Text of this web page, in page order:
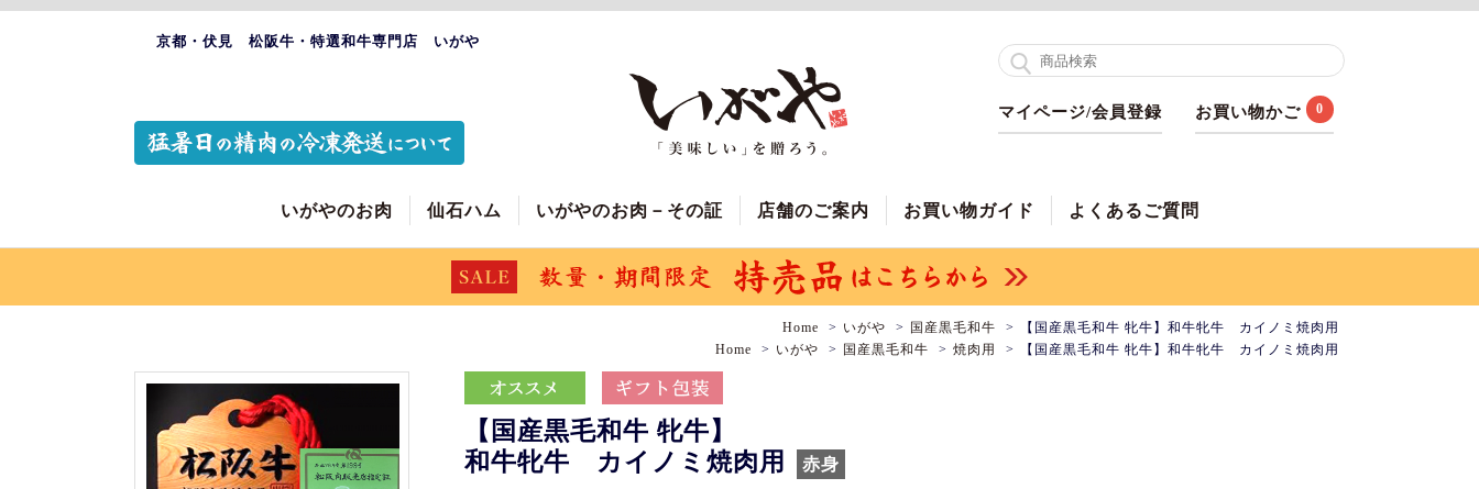
京都・伏見 松阪牛・特選和牛専門店 いがや
マイページ/会員登録 お買い物かご 0
いがやのお肉 仙石ハム いがやのお肉－その証 店舗のご案内 お買い物ガイド よくあるご質問
Home いがや 国産黒毛和牛
【国産黒毛和牛 牝牛】和牛牝牛 カイノミ焼肉用
Home
いがや 国産黒毛和牛 焼肉用 【国産黒毛和牛 牝牛】和牛牝牛 カイノミ焼肉用
【国産黒毛和牛 牝牛】
和牛牝牛 カイノミ焼肉用
赤身